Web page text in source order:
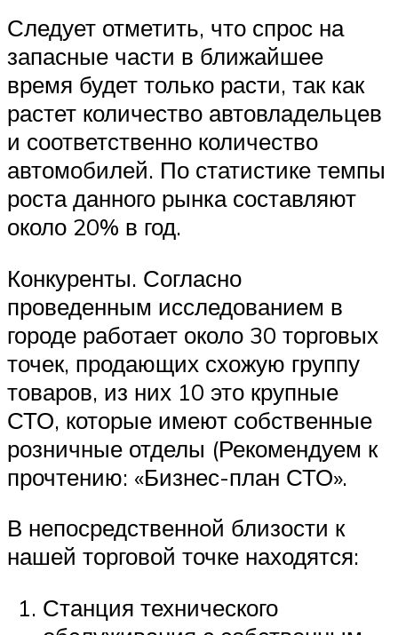
Следует отметить, что спрос на
запасные части в ближайшее
время будет только расти, так как
растет количество автовладельцев
и соответственно количество
автомобилей. По статистике темпы
роста данного рынка составляют
около 20% в год.
Конкуренты. Согласно
проведенным исследованием в
городе работает около 30 торговых
точек, продающих схожую группу
товаров, из них 10 это крупные
СТО, которые имеют собственные
розничные отделы (Рекомендуем к
прочтению: «Бизнес-план СТО».
В непосредственной близости к
нашей торговой точке находятся:
Станция технического